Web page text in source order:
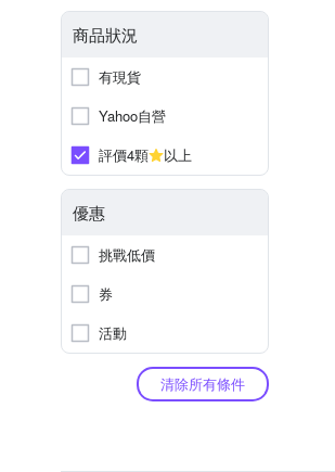
商品狀況
有現貨
Yahoo自營
評價4顆
以上
優惠
挑戰低價
券
活動
清除所有條件